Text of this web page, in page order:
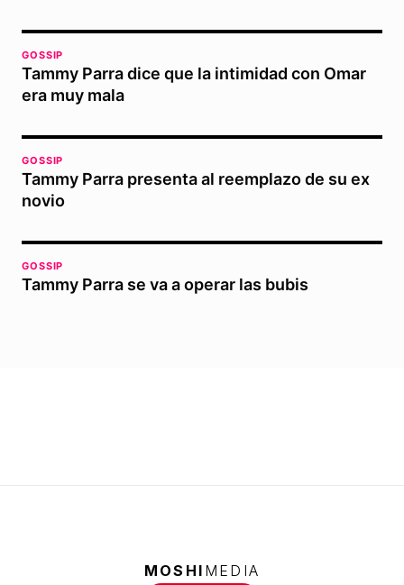
GOSSIP
Tammy Parra dice que la intimidad con Omar
era muy mala
GOSSIP
Tammy Parra presenta al reemplazo de su ex
novio
GOSSIP
Tammy Parra se va a operar las bubis
MOSHI MEDIA